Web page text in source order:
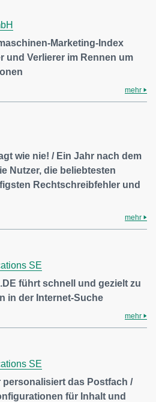
Marketing-Index
und Verlierer im Rennen um
mehr
wie nie! / Ein Jahr nach dem
Nutzer, die beliebtesten
Rechtschreibfehler und
mehr
SE
führt schnell und gezielt zu
in der Internet-Suche
mehr
SE
personalisiert das Postfach /
für Inhalt und